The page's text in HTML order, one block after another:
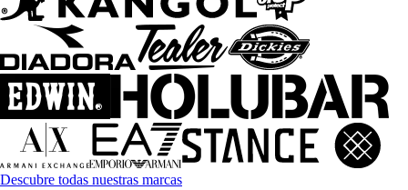
Descubre todas nuestras marcas